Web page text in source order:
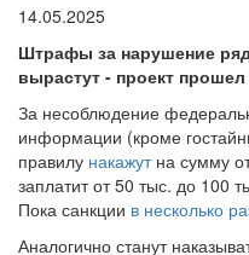
14.05.2025
Штрафы за нарушение
вырастут - проект
За несоблюдение
информации (кроме
правилу накажутна сумму
заплатит от 50 тыс. до 100
Пока санкции в несколько
Аналогично станут